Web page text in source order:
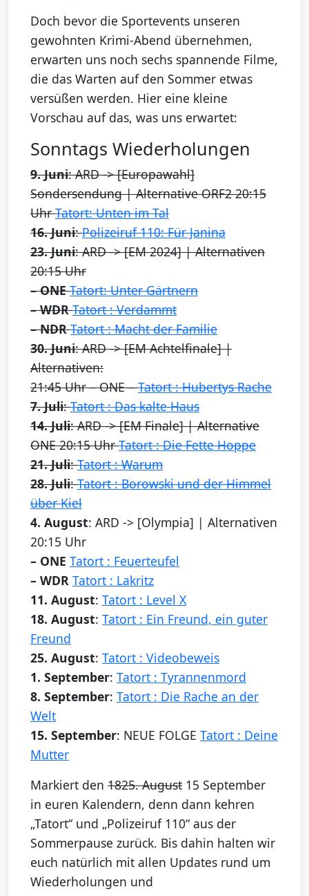
Doch bevor die Sportevents unseren
gewohnten Krimi-Abend übernehmen,
erwarten uns noch sechs spannende Filme,
die das Warten auf den Sommer etwas
versüßen werden. Hier eine kleine
Vorschau auf das, was uns erwartet:
Sonntags Wiederholungen
9. Juni: ARD -> [Europawahl]
Sondersendung | Alternative ORF2 20:15
UhrTatort: Unten im Tal
16. Juni:Polizeiruf 110: Für Janina
23. Juni: ARD -> [EM 2024] | Alternativen
20:15 Uhr
– ONETatort: Unter Gärtnern
– WDRTatort : Verdammt
– NDRTatort : Macht der Familie
30. Juni: ARD -> [EM Achtelfinale] |
Alternativen:
21:45 Uhr – ONE –Tatort : Hubertys Rache
7. Juli:Tatort : Das kalte Haus
14. Juli: ARD -> [EM Finale] | Alternative
ONE 20:15 UhrTatort : Die Fette Hoppe
21. Juli:Tatort : Warum
28. Juli:Tatort : Borowski und der Himmel
über Kiel
4. August: ARD -> [Olympia] | Alternativen
20:15 Uhr
– ONE Tatort : Feuerteufel
– WDR Tatort : Lakritz
11. August: Tatort : Level X
18. August: Tatort : Ein Freund, ein guter
Freund
25. August: Tatort : Videobeweis
1. September: Tatort : Tyrannenmord
8. September: Tatort : Die Rache an der
Welt
15. September: NEUE FOLGE Tatort : Deine
Mutter
Markiert den 1825. August 15 September
in euren Kalendern, denn dann kehren
„Tatort“ und „Polizeiruf 110“ aus der
Sommerpause zurück. Bis dahin halten wir
euch natürlich mit allen Updates rund um
Wiederholungen und